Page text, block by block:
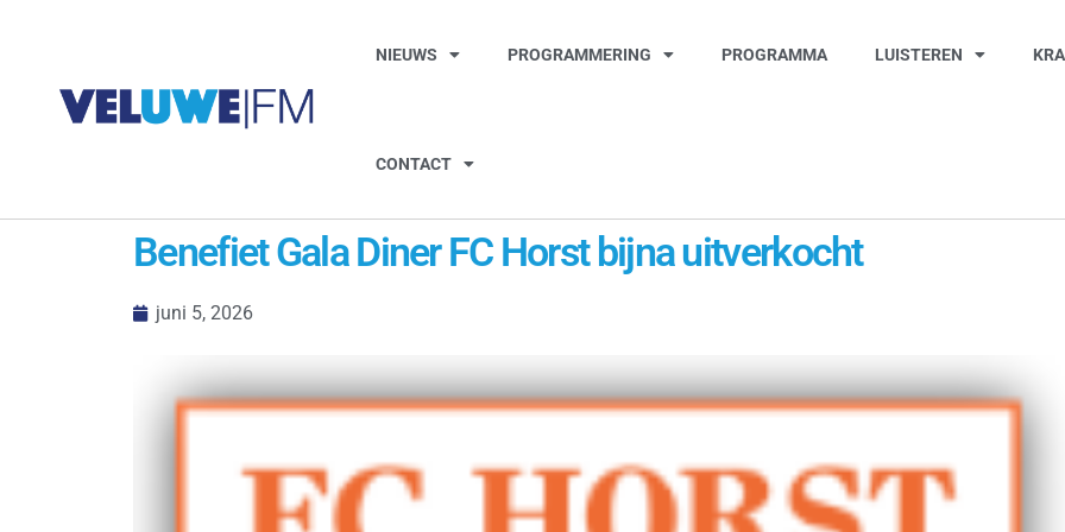
NIEUWS PROGRAMMERING PROGRAMMA LUISTEREN
CONTACT
Benefiet Gala Diner FC Horst bijna uitverkocht
juni 5, 2026